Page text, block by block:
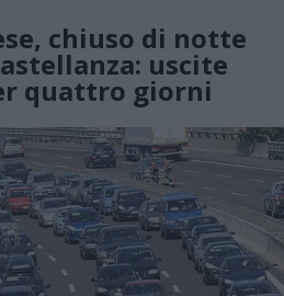
chiuso di notte
uscite
quattro giorni